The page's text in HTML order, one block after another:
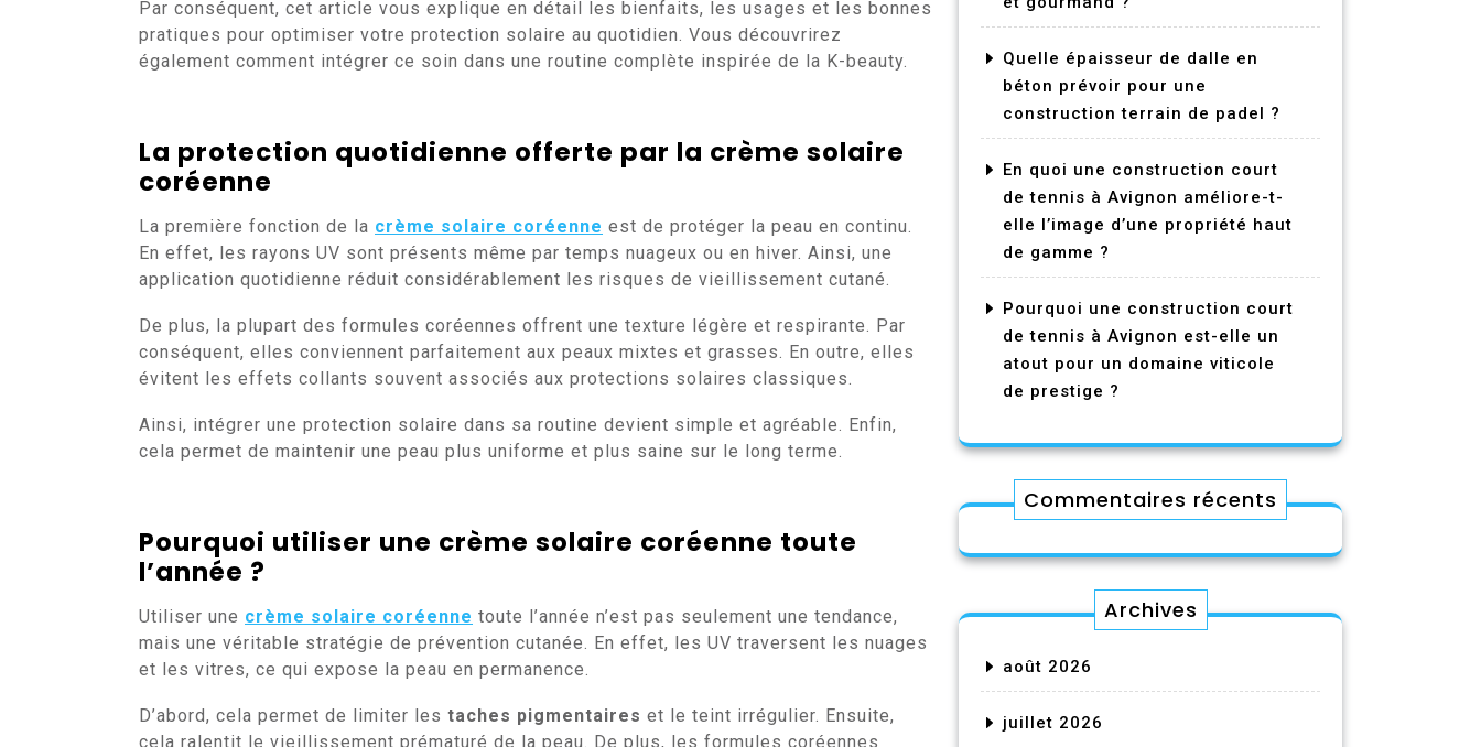
Par conséquent, cet article vous explique en détail les bienfaits, les usages et les bonnes
pratiques pour optimiser votre protection solaire au quotidien. Vous découvrirez
également comment intégrer ce soin dans une routine complète inspirée de la K-beauty.
La protection quotidienne offerte par la crème solaire
coréenne
La première fonction de la crème solaire coréenne est de protéger la peau en continu.
En effet, les rayons UV sont présents même par temps nuageux ou en hiver. Ainsi, une
application quotidienne réduit considérablement les risques de vieillissement cutané.
De plus, la plupart des formules coréennes offrent une texture légère et respirante. Par
conséquent, elles conviennent parfaitement aux peaux mixtes et grasses. En outre, elles
évitent les effets collants souvent associés aux protections solaires classiques.
Ainsi, intégrer une protection solaire dans sa routine devient simple et agréable. Enfin,
cela permet de maintenir une peau plus uniforme et plus saine sur le long terme.
Pourquoi utiliser une crème solaire coréenne toute
l’année ?
Utiliser une crème solaire coréenne toute l’année n’est pas seulement une tendance,
mais une véritable stratégie de prévention cutanée. En effet, les UV traversent les nuages
et les vitres, ce qui expose la peau en permanence.
D’abord, cela permet de limiter les taches pigmentaires et le teint irrégulier. Ensuite,
cela ralentit le vieillissement prématuré de la peau. De plus, les formules coréennes
Quelle épaisseur de dalle en
béton prévoir pour une
construction terrain de padel ?
En quoi une construction court
de tennis à Avignon améliore-t-
elle l’image d’une propriété haut
de gamme ?
Pourquoi une construction court
de tennis à Avignon est-elle un
atout pour un domaine viticole
de prestige ?
Commentaires récents
Archives
août 2026
juillet 2026